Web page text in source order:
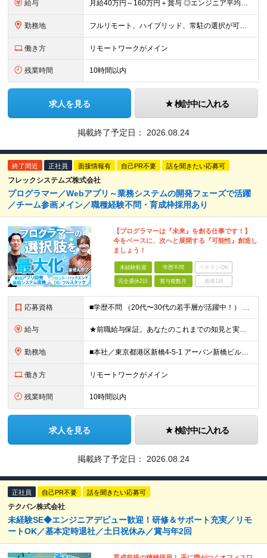
給与 月給40万円～160万円＋賞与 ◎エンジニア平均年収820万円 ◎入社した全員が年収UPしています！（前職年収180万円UP） ◎単価連動型：還元率83％～最大100%だから高収入が実現 ◎待機時給
勤務地 フルリモート、ハイブリッド、常駐の選択が可能＆帰社日なし ●下記エリアを中心とするクライアント先、または自宅にて勤務 首都圏：東京・埼玉・千葉・神奈川 関西：大阪・兵庫・京都・滋賀・奈良・和歌山 東
働き方 リモートワークがメイン
残業時間 10時間以内
求人を見る 検討中に入れる
掲載終了予定日： 2026.08.24
終了間近 正社員 面接情報有 自己PR不要 話を聞きたい応募可
フレックシステムズ株式会社
プログラマー／Webアプリ～業務システムの開発フェーズで活躍
／チーム参画メイン／職種経験不問・育成枠採用あり
【プログラマーは『未来』を創る仕事です！】
今をベースに、次へと展開する『可能性』創造し
ましょう！
未経験歓迎 学歴不問 ベテランOK
完全週休2日 賞与複数月 面接1回
応募資格 ■学歴不問 （20代〜30代の若手層が活躍中！） ■IT業界にて何かしらの実務経験をお持ちの方 【職種未経験歓迎／第二新卒歓迎】 ＊開発実務経験がなくても、勉強しているヤル気な方。 ※独学で開発をし
給与 ★前職給与保証。あなたのこれまでの知見と実績を正当に評価します。 【IT実務経験者】 ◆月給30万円～（賞与2回/年 ＊理論年収 450万以上） ★経験者はスキルに応じて＜月給45万円～＞も可能で
勤務地 ■本社／東京都港区新橋4-5-1 アーバン新橋ビル11F ※(変更の範囲)上記を除く当社関連勤務地 【82.7％がリモートワーク／転勤なし】 本社もしくは東京都近郊の取引先での勤務となります。
働き方 リモートワークがメイン
残業時間 10時間以内
求人を見る 検討中に入れる
掲載終了予定日： 2026.08.24
正社員 自己PR不要 話を聞きたい応募可
テクバン株式会社
未経験SE◆エンジニアデビュー歓迎！研修＆サポート充実／リモ
ートOK／基本定時退社／土日祝休み／賞与年2回